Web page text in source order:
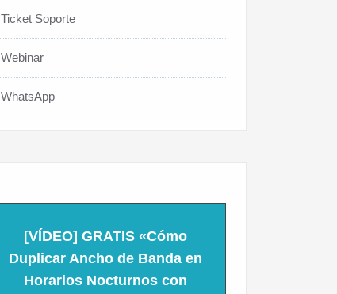
Ticket Soporte
Webinar
WhatsApp
[VÍDEO] GRATIS «Cómo
Duplicar Ancho de Banda en
Horarios Nocturnos con